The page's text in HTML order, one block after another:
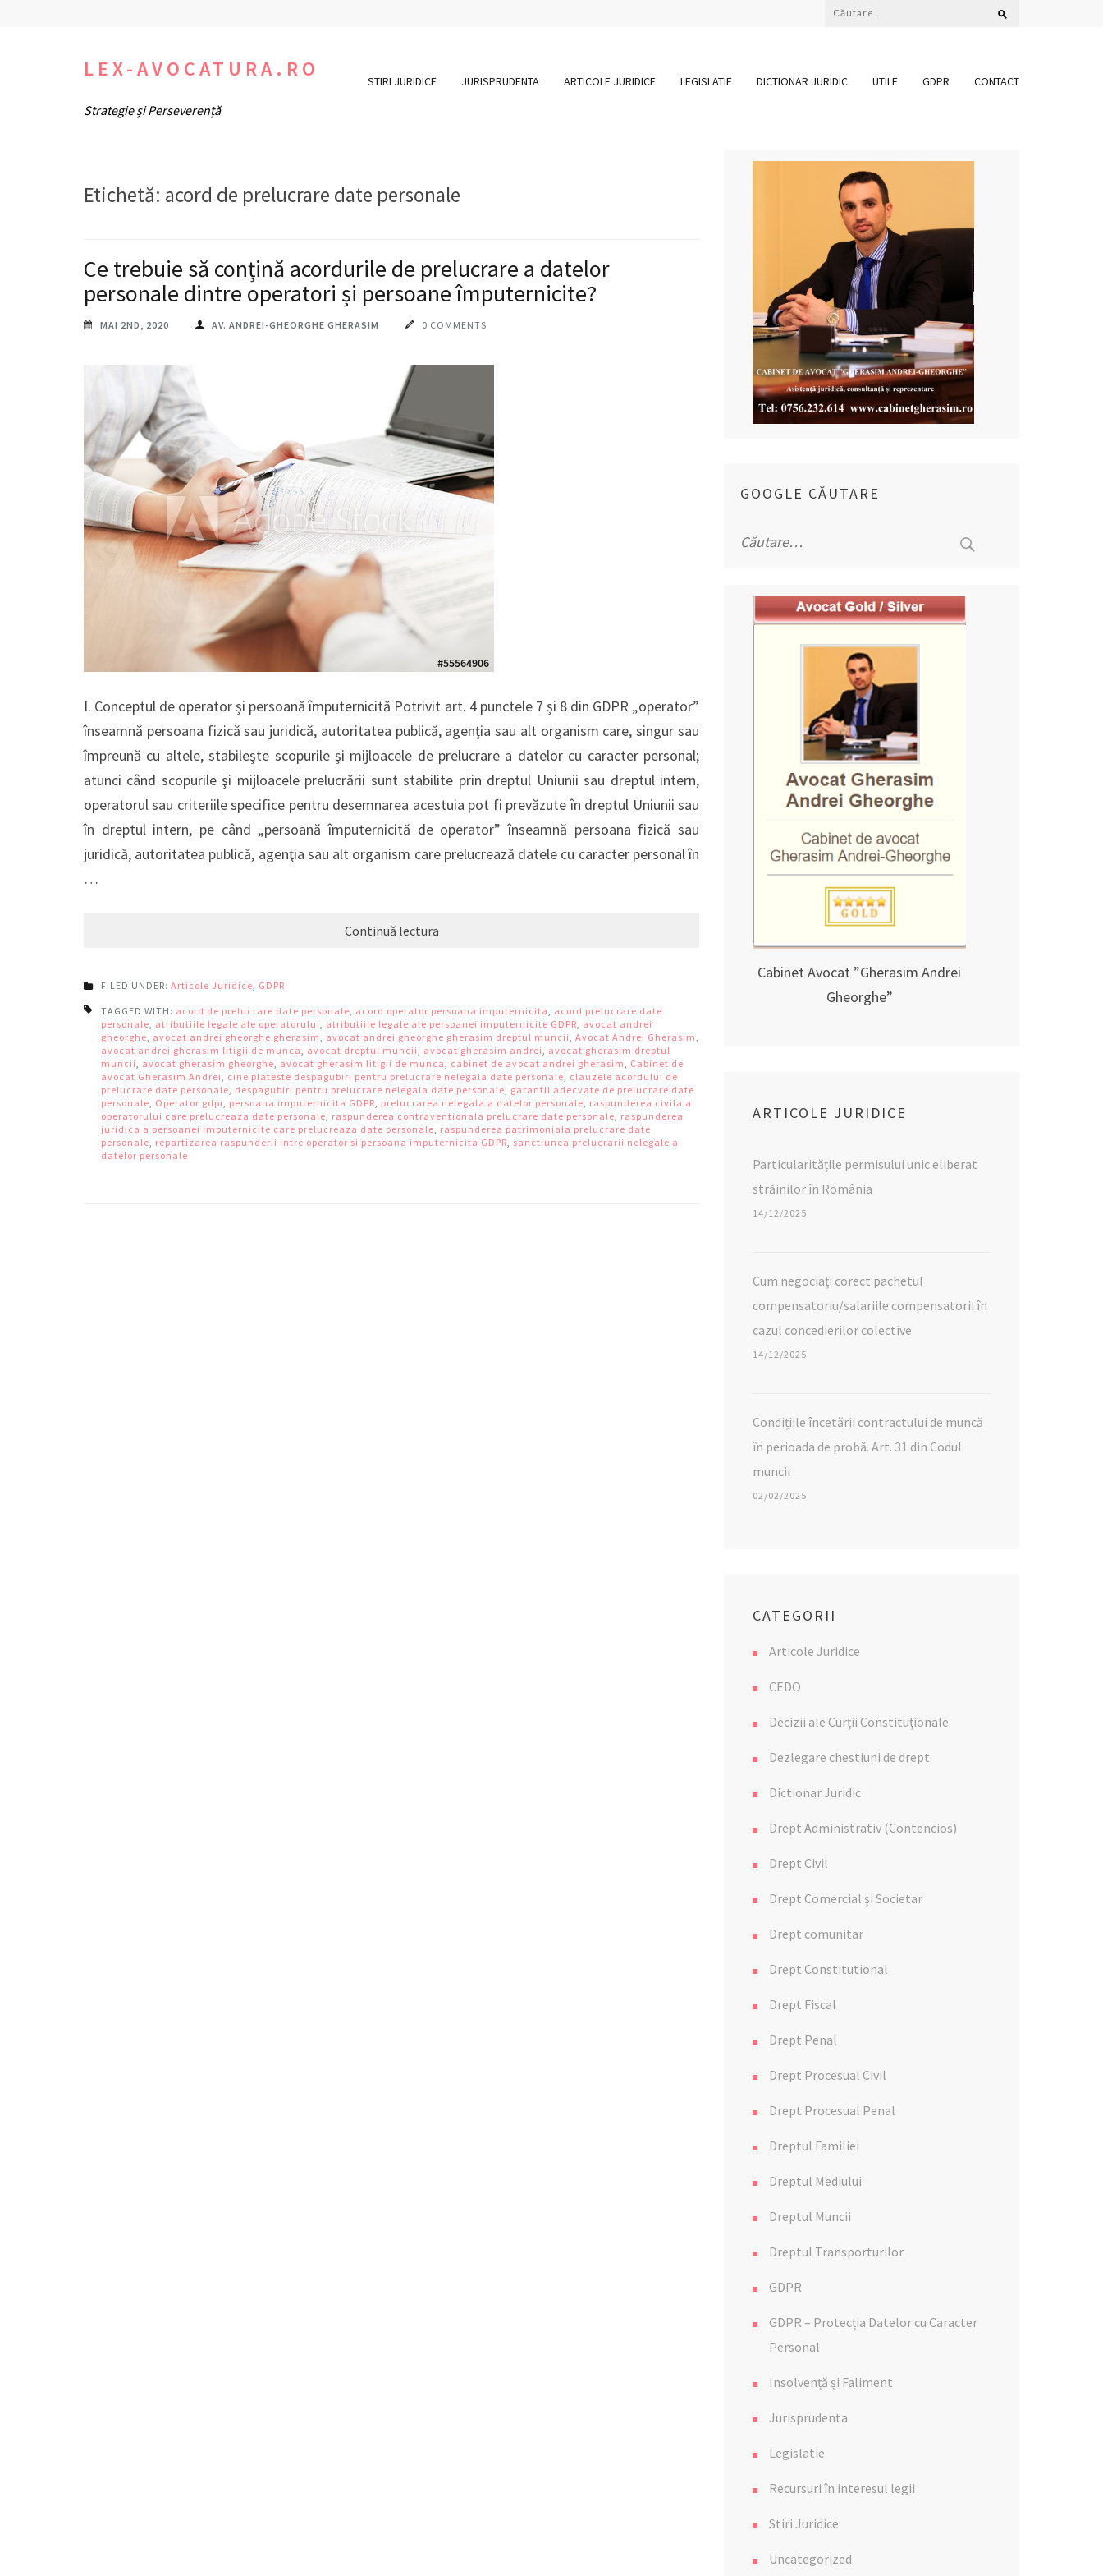
Caută
LEX-AVOCATURA.RO
Strategie și Perseverență
STIRI JURIDICE JURISPRUDENTA ARTICOLE JURIDICE LEGISLATIE DICTIONAR JURIDIC UTILE GDPR CONTACT
Etichetă: acord de prelucrare date personale
Ce trebuie să conțină acordurile de prelucrare a datelor
personale dintre operatori și persoane împuternicite?
MAI 2ND, 2020 AV. ANDREI-GHEORGHE GHERASIM 0 COMMENTS
I. Conceptul de operator și persoană împuternicită Potrivit art. 4 punctele 7 și 8 din GDPR „operator”
înseamnă persoana fizică sau juridică, autoritatea publică, agenţia sau alt organism care, singur sau
împreună cu altele, stabileşte scopurile şi mijloacele de prelucrare a datelor cu caracter personal;
atunci când scopurile şi mijloacele prelucrării sunt stabilite prin dreptul Uniunii sau dreptul intern,
operatorul sau criteriile specifice pentru desemnarea acestuia pot fi prevăzute în dreptul Uniunii sau
în dreptul intern, pe când „persoană împuternicită de operator” înseamnă persoana fizică sau
juridică, autoritatea publică, agenţia sau alt organism care prelucrează datele cu caracter personal în
…
Continuă lectura
FILED UNDER: Articole Juridice, GDPR
TAGGED WITH: acord de prelucrare date personale, acord operator persoana imputernicita, acord prelucrare date
personale, atributiile legale ale operatorului, atributiile legale ale persoanei imputernicite GDPR, avocat andrei
gheorghe, avocat andrei gheorghe gherasim, avocat andrei gheorghe gherasim dreptul muncii, Avocat Andrei Gherasim,
avocat andrei gherasim litigii de munca, avocat dreptul muncii, avocat gherasim andrei, avocat gherasim dreptul
muncii, avocat gherasim gheorghe, avocat gherasim litigii de munca, cabinet de avocat andrei gherasim, Cabinet de
avocat Gherasim Andrei, cine plateste despagubiri pentru prelucrare nelegala date personale, clauzele acordului de
prelucrare date personale, despagubiri pentru prelucrare nelegala date personale, garantii adecvate de prelucrare date
personale, Operator gdpr, persoana imputernicita GDPR, prelucrarea nelegala a datelor personale, raspunderea civila a
operatorului care prelucreaza date personale, raspunderea contraventionala prelucrare date personale, raspunderea
juridica a persoanei imputernicite care prelucreaza date personale, raspunderea patrimoniala prelucrare date
personale, repartizarea raspunderii intre operator si persoana imputernicita GDPR, sanctiunea prelucrarii nelegale a
datelor personale
GOOGLE CĂUTARE
după:
Cabinet Avocat ”Gherasim Andrei
Gheorghe”
ARTICOLE JURIDICE
Particularitățile permisului unic eliberat
străinilor în România
14/12/2025
Cum negociați corect pachetul
compensatoriu/salariile compensatorii în
cazul concedierilor colective
14/12/2025
Condițiile încetării contractului de muncă
în perioada de probă. Art. 31 din Codul
muncii
02/02/2025
CATEGORII
Articole Juridice
CEDO
Decizii ale Curții Constituționale
Dezlegare chestiuni de drept
Dictionar Juridic
Drept Administrativ (Contencios)
Drept Civil
Drept Comercial și Societar
Drept comunitar
Drept Constitutional
Drept Fiscal
Drept Penal
Drept Procesual Civil
Drept Procesual Penal
Dreptul Familiei
Dreptul Mediului
Dreptul Muncii
Dreptul Transporturilor
GDPR
GDPR – Protecția Datelor cu Caracter
Personal
Insolvență și Faliment
Jurisprudenta
Legislatie
Recursuri în interesul legii
Stiri Juridice
Uncategorized